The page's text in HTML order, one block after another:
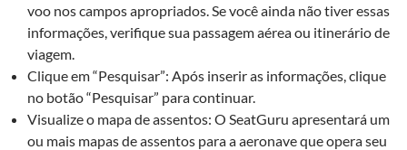
voo nos campos apropriados. Se você ainda não tiver essas
informações, verifique sua passagem aérea ou itinerário de
viagem.
Clique em “Pesquisar”: Após inserir as informações, clique
no botão “Pesquisar” para continuar.
Visualize o mapa de assentos: O SeatGuru apresentará um
ou mais mapas de assentos para a aeronave que opera seu